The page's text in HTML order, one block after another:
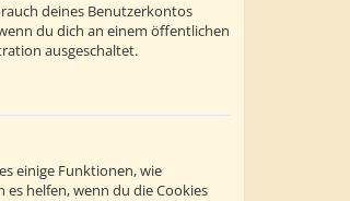
deines Benutzerkontos
du dich an einem öffentlichen
ausgeschaltet.
einige Funktionen, wie
helfen, wenn du die Cookies